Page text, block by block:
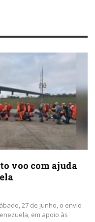
voo com ajuda
27 de junho, o envio
em apoio às